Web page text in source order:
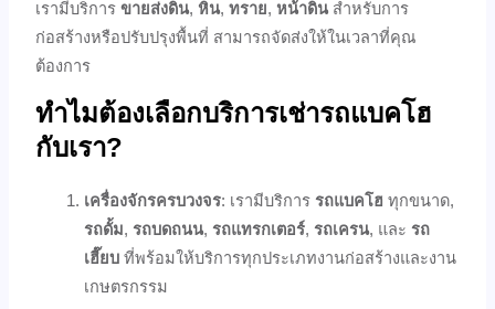
เรามีบริการขายส่งดิน,หิน,ทราย,หน้าดินสำหรับการ
ก่อสร้างหรือปรับปรุงพื้นที่ สามารถจัดส่งให้ในเวลาที่คุณ
ต้องการ
ทำไมต้องเลือกบริการเช่ารถแบคโฮ
กับเรา?
เครื่องจักรครบวงจร: เรามีบริการรถแบคโฮ ทุกขนาด,
รถดั้ม,รถบดถนน,รถแทรกเตอร์,รถเครน, และรถ
เฮี๊ยบ ที่พร้อมให้บริการทุกประเภทงานก่อสร้างและงาน
เกษตรกรรม